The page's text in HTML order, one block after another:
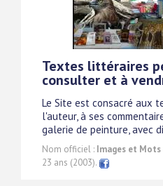
Textes littéraires
consulter et à
Le Site est consacré aux
l'auteur, à ses
galerie de peinture, avec
Nom officiel : Images et Mots
23 ans (2003).